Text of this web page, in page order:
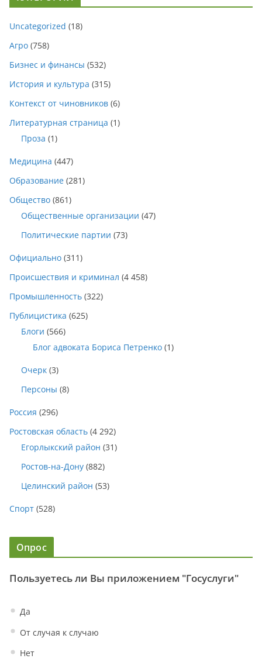
Uncategorized (18)
Агро (758)
Бизнес и финансы (532)
История и культура (315)
Контекст от чиновников (6)
Литературная страница (1)
Проза (1)
Медицина (447)
Образование (281)
Общество (861)
Общественные организации (47)
Политические партии (73)
Официально (311)
Происшествия и криминал (4 458)
Промышленность (322)
Публицистика (625)
Блоги (566)
Блог адвоката Бориса Петренко (1)
Очерк (3)
Персоны (8)
Россия (296)
Ростовская область (4 292)
Егорлыкский район (31)
Ростов-на-Дону (882)
Целинский район (53)
Спорт (528)
Опрос
Пользуетесь ли Вы приложением "Госуслуги"
Да
От случая к случаю
Нет